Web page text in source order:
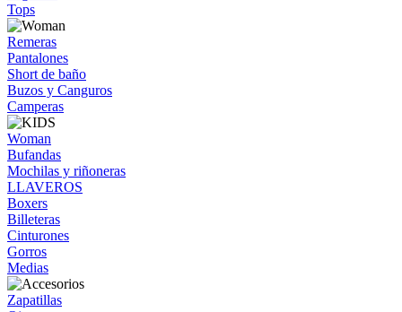
Tops
Remeras
Pantalones
Short de baño
Buzos y Canguros
Camperas
Woman
Bufandas
Mochilas y riñoneras
LLAVEROS
Boxers
Billeteras
Cinturones
Gorros
Medias
Zapatillas